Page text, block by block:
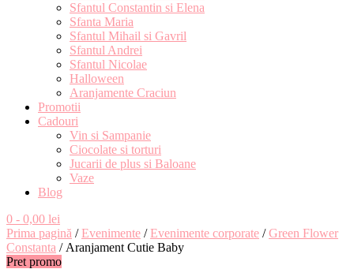
Sfantul Constantin si Elena
Sfanta Maria
Sfantul Mihail si Gavril
Sfantul Andrei
Sfantul Nicolae
Halloween
Aranjamente Craciun
Promotii
Cadouri
Vin si Sampanie
Ciocolate si torturi
Jucarii de plus si Baloane
Vaze
Blog
0 - 0,00 lei
Prima pagină /Evenimente /Evenimente corporate /Green Flower
Constanta / Aranjament Cutie Baby
Pret promo